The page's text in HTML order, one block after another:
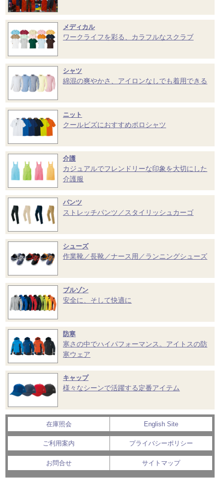
メディカル
ワークライフを彩る、カラフルなスクラブ
シャツ
綿混の爽やかさ、アイロンなしでも着用できる
ニット
クールビズにおすすめポロシャツ
介護
カジュアルでフレンドリーな印象を大切にした
介護服
パンツ
ストレッチパンツ／スタイリッシュカーゴ
シューズ
作業靴／長靴／ナース用／ランニングシューズ
ブルゾン
安全に、そして快適に
防寒
寒さの中でハイパフォーマンス。アイトスの防
寒ウェア
キャップ
様々なシーンで活躍する定番アイテム
在庫照会 English Site
ご利用案内 プライバシーポリシー
お問合せ サイトマップ